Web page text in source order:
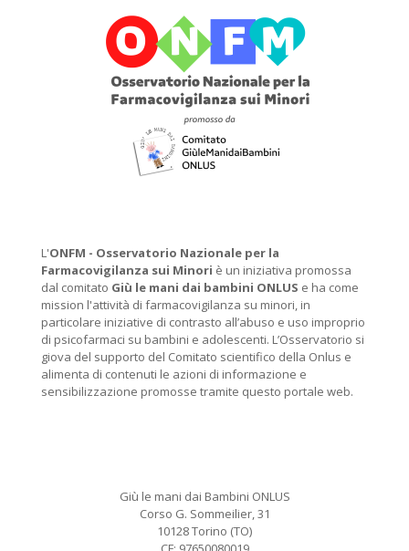
L'ONFM - Osservatorio Nazionale per la
Farmacovigilanza sui Minori è un iniziativa promossa
dal comitato Giù le mani dai bambini ONLUS e ha come
mission l'attività di farmacovigilanza su minori, in
particolare iniziative di contrasto all’abuso e uso improprio
di psicofarmaci su bambini e adolescenti. L’Osservatorio si
giova del supporto del Comitato scientifico della Onlus e
alimenta di contenuti le azioni di informazione e
sensibilizzazione promosse tramite questo portale web.
Giù le mani dai Bambini ONLUS
Corso G. Sommeilier, 31
10128 Torino (TO)